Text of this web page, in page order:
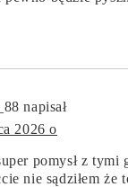
napisał
2026 o
pomysł z tymi
nie sądziłem że